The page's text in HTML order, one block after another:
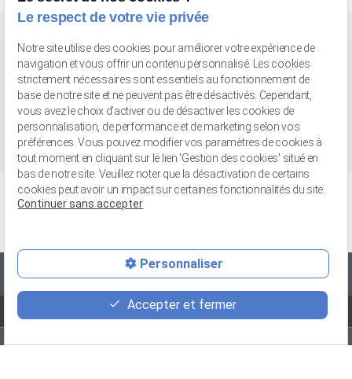
Valenciennes
Tél : 03 66 20 02 52
Retrait de marchandises
56 bis rue Jean-Chemin 59148 FLINES-LEZ-RACHES
Tél : 03 27 89 04 31
Vente avec ou sans pose
Mentions légales - Politique de confidentialité
Avis
Avis
Avis
Avis Merrheim
Avis Merrheim Le
Le respect de votre vie privée
Notre site utilise des cookies pour améliorer votre expérience de
navigation et vous offrir un contenu personnalisé. Les cookies
strictement nécessaires sont essentiels au fonctionnement de
base de notre site et ne peuvent pas être désactivés. Cependant,
vous avez le choix d'activer ou de désactiver les cookies de
personnalisation, de performance et de marketing selon vos
préférences. Vous pouvez modifier vos paramètres de cookies à
tout moment en cliquant sur le lien 'Gestion des cookies' situé en
bas de notre site. Veuillez noter que la désactivation de certains
cookies peut avoir un impact sur certaines fonctionnalités du site.
Continuer sans accepter
Personnaliser
Accepter et fermer